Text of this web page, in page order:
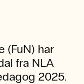
(FuN) har
fra NLA
2025.